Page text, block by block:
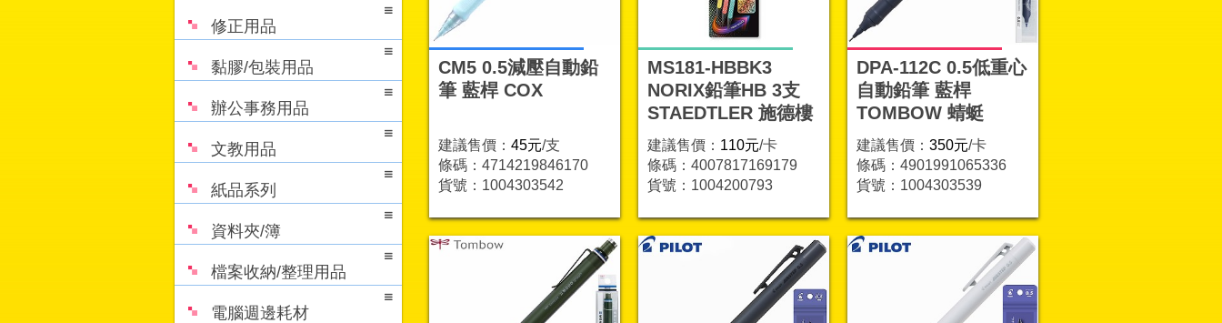
修正用品
黏膠/包裝用品
辦公事務用品
文教用品
紙品系列
資料夾/簿
檔案收納/整理用品
電腦週邊耗材
CM5 0.5減壓自動鉛
筆 藍桿 COX
建議售價： 45元/支
條碼：4714219846170
貨號：1004303542
MS181-HBBK3
NORIX鉛筆HB 3支
STAEDTLER 施德樓
建議售價： 110元/卡
條碼：4007817169179
貨號：1004200793
DPA-112C 0.5低重心
自動鉛筆 藍桿
TOMBOW 蜻蜓
建議售價： 350元/卡
條碼：4901991065336
貨號：1004303539